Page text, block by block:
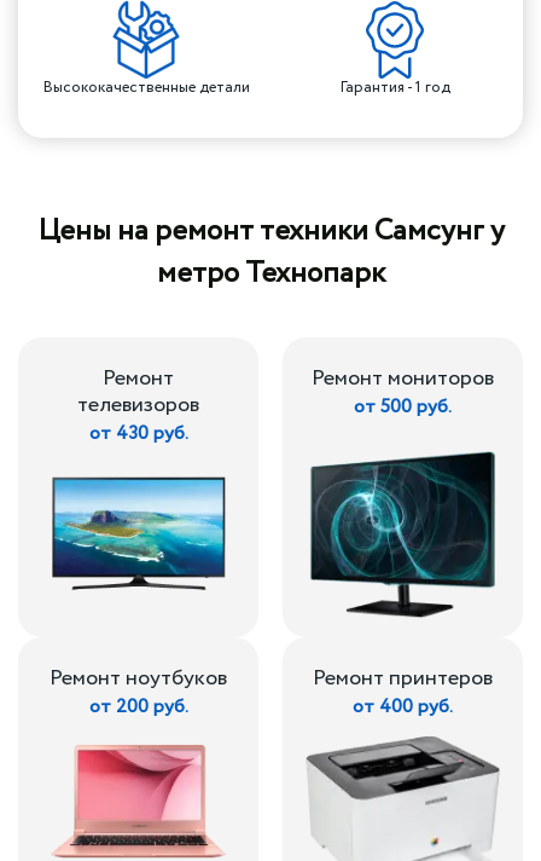
Высококачественные детали Гарантия - 1 год
Цены на ремонт техники Самсунг у
метро Технопарк
Ремонт
телевизоров
от 430 руб.
Ремонт мониторов
от 500 руб.
Ремонт ноутбуков
от 200 руб.
Ремонт принтеров
от 400 руб.